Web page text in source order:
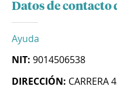
Datos de contacto
Ayuda
NIT: 9014506538
DIRECCIÓN: CARRERA